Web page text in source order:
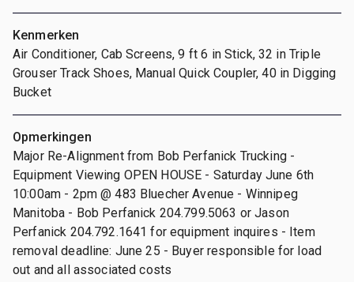
Kenmerken
Air Conditioner, Cab Screens, 9 ft 6 in Stick, 32 in Triple
Grouser Track Shoes, Manual Quick Coupler, 40 in Digging
Bucket
Opmerkingen
Major Re-Alignment from Bob Perfanick Trucking -
Equipment Viewing OPEN HOUSE - Saturday June 6th
10:00am - 2pm @ 483 Bluecher Avenue - Winnipeg
Manitoba - Bob Perfanick 204.799.5063 or Jason
Perfanick 204.792.1641 for equipment inquires - Item
removal deadline: June 25 - Buyer responsible for load
out and all associated costs